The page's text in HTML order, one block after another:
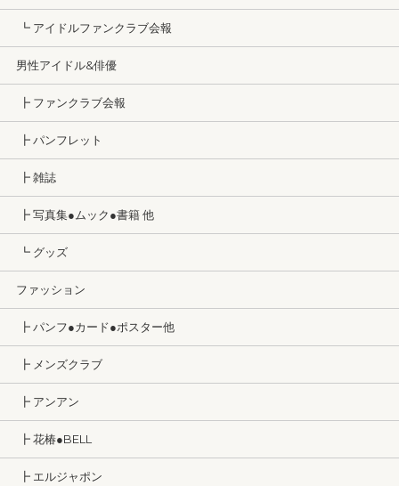
┗ アイドルファンクラブ会報
男性アイドル&俳優
┣ ファンクラブ会報
┣ パンフレット
┣ 雑誌
┣ 写真集●ムック●書籍 他
┗ グッズ
ファッション
┣ パンフ●カード●ポスター他
┣ メンズクラブ
┣ アンアン
┣ 花椿●BELL
┣ エルジャポン